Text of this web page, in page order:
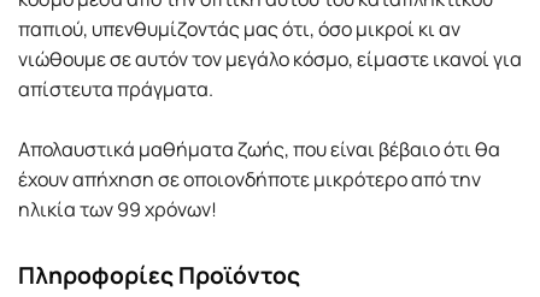
παπιού, υπενθυµίζοντάς µας ότι, όσο µικροί κι αν
νιώθουµε σε αυτόν τον µεγάλο κόσµο, είµαστε ικανοί για
απίστευτα πράγµατα.
Απολαυστικά µαθήµατα ζωής, που είναι βέβαιο ότι θα
έχουν απήχηση σε οποιονδήποτε µικρότερο από την
ηλικία των 99 χρόνων!
Πληροφορίες Προϊόντος